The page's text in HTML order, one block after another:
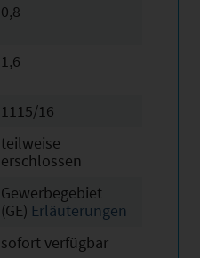
0,8
1,6
1115/16
teilweise
erschlossen
Gewerbegebiet
(GE) Erläuterungen
sofort verfügbar